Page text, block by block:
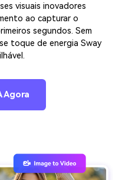
visuais inovadores
ao capturar o
segundos. Sem
toque de energia Sway
Agora